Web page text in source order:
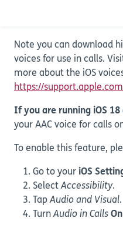
simPODD will
Note you can download
voices for use in calls.
more about the iOS
https://
If you are running iOS 18
your AAC voice for calls
To enable this feature,
Go to your iOS
SelectAccessibility.
TapAudio and Visual.
TurnAudio in Calls On